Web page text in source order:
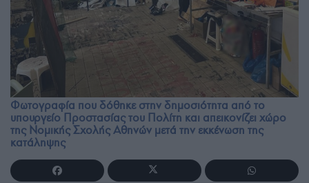
Φωτογραφία που δόθηκε στην δημοσιότητα από το
υπουργείο Προστασίας του Πολίτη και απεικονίζει χώρο
της Νομικής Σχολής Αθηνών μετά την εκκένωση της
κατάληψης